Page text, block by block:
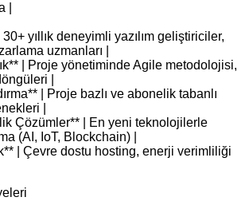
|
yıllık deneyimli yazılım geliştiriciler,
uzmanları |
| Proje yönetiminde Agile metodolojisi,
|
| Proje bazlı ve abonelik tabanlı
|
Çözümler** | En yeni teknolojilerle
(AI, IoT, Blockchain) |
| Çevre dostu hosting, enerji verimliliği